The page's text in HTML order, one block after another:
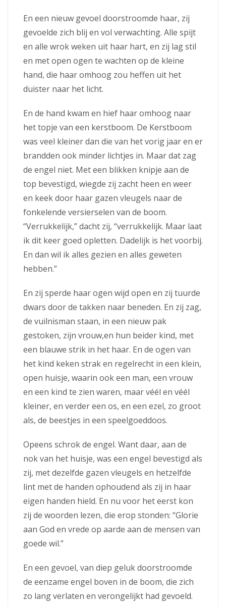
En een nieuw gevoel doorstroomde haar, zij
gevoelde zich blij en vol verwachting. Alle spijt
en alle wrok weken uit haar hart, en zij lag stil
en met open ogen te wachten op de kleine
hand, die haar omhoog zou heffen uit het
duister naar het licht.
En de hand kwam en hief haar omhoog naar
het topje van een kerstboom. De Kerstboom
was veel kleiner dan die van het vorig jaar en er
brandden ook minder lichtjes in. Maar dat zag
de engel niet. Met een blikken knipje aan de
top bevestigd, wiegde zij zacht heen en weer
en keek door haar gazen vleugels naar de
fonkelende versierselen van de boom.
“Verrukkelijk,” dacht zij, “verrukkelijk. Maar laat
ik dit keer goed opletten. Dadelijk is het voorbij.
En dan wil ik alles gezien en alles geweten
hebben.”
En zij sperde haar ogen wijd open en zij tuurde
dwars door de takken naar beneden. En zij zag,
de vuilnisman staan, in een nieuw pak
gestoken, zijn vrouw,en hun beider kind, met
een blauwe strik in het haar. En de ogen van
het kind keken strak en regelrecht in een klein,
open huisje, waarin ook een man, een vrouw
en een kind te zien waren, maar véél en véél
kleiner, en verder een os, en een ezel, zo groot
als, de beestjes in een speelgoeddoos.
Opeens schrok de engel. Want daar, aan de
nok van het huisje, was een engel bevestigd als
zij, met dezelfde gazen vleugels en hetzelfde
lint met de handen ophoudend als zij in haar
eigen handen hield. En nu voor het eerst kon
zij de woorden lezen, die erop stonden: “Glorie
aan God en vrede op aarde aan de mensen van
goede wil.”
En een gevoel, van diep geluk doorstroomde
de eenzame engel boven in de boom, die zich
zo lang verlaten en verongelijkt had gevoeld.